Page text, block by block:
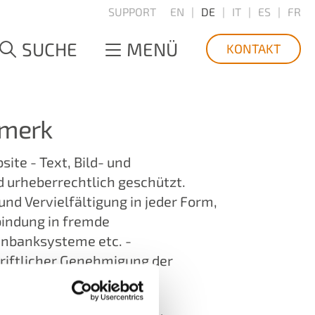
SUPPORT EN DE IT ES FR
SUCHE MENÜ KONTAKT
- Text, Bild- und
urheberrechtlich geschützt.
Vervielfältigung in jeder Form,
in fremde
etc. -
Genehmigung der